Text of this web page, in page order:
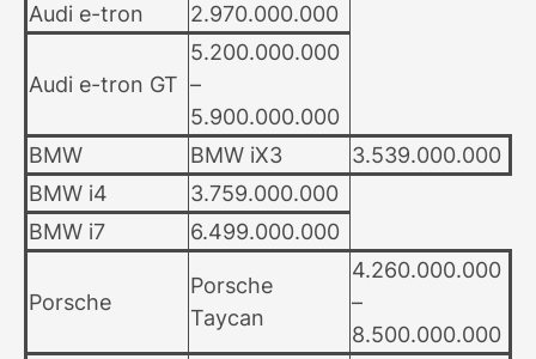
Audi e-tron
2.970.000.000
Audi e-tron GT
5.200.000.000
–
5.900.000.000
BMW
BMW iX3
3.539.000.000
BMW i4
3.759.000.000
BMW i7
6.499.000.000
Porsche
Porsche
Taycan
4.260.000.000
–
8.500.000.000